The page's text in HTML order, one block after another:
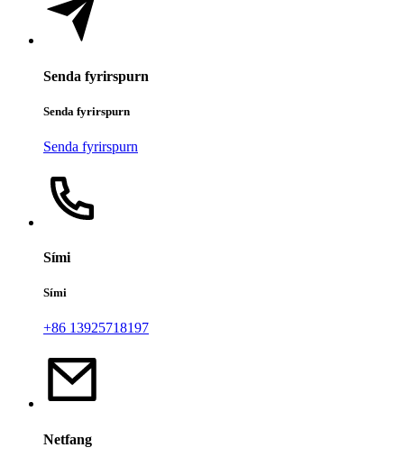
Senda fyrirspurn
Senda fyrirspurn
Senda fyrirspurn
Sími
Sími
+86 13925718197
Netfang